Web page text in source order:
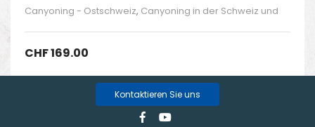
Canyoning - Ostschweiz, Canyoning in der Schweiz und
CHF169.00
Kontaktieren Sie uns